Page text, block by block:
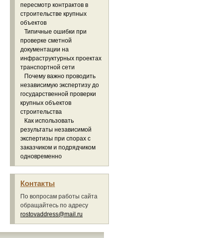
пересмотр контрактов в
строительстве крупных
объектов
Типичные ошибки при
проверке сметной
документации на
инфраструктурных проектах
транспортной сети
Почему важно проводить
независимую экспертизу до
государственной проверки
крупных объектов
строительства
Как использовать
результаты независимой
экспертизы при спорах с
заказчиком и подрядчиком
одновременно
Контакты
По вопросам работы сайта
обращайтесь по адресу
rostovaddress@mail.ru